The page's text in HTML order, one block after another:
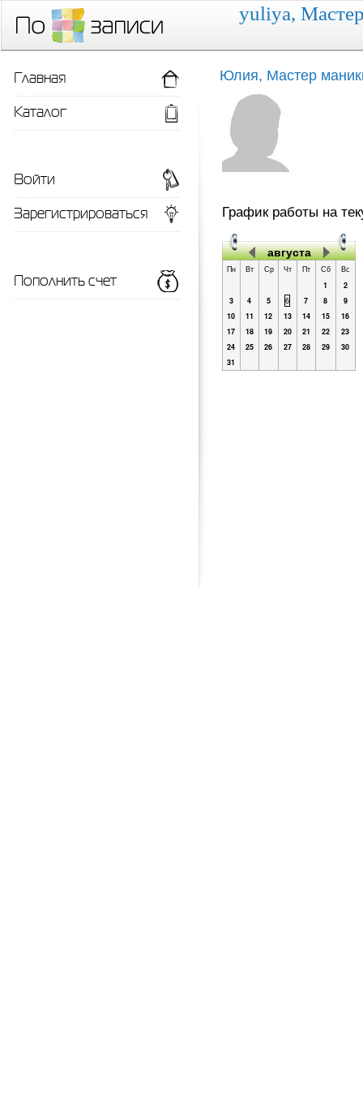
yuliya,
Юлия, Мастер
График работы на
августа
Пн Вт Ср Чт Пт Сб
Вс
1
2
3
4 5 6 7 8
9
10
11 12 13 14 15
16
17
18 19 20 21 22
23
24
25 26 27 28 29
30
31
Главная
Каталог
Войти
Зарегистрироваться
Пополнить счет